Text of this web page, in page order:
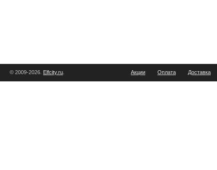
© 2009-2026. Elfcity.ru Акции Оплата Доставка